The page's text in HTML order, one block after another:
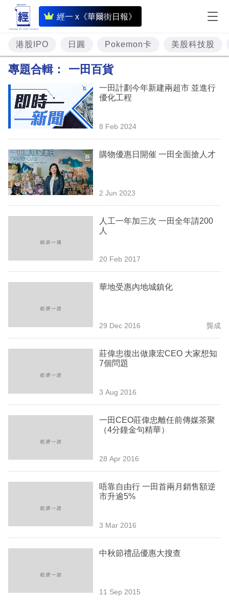
經一 x《華爾街日報》
即
時
財
經
投
資
樓
市
理
技
生
欄
區
港股IPO 日圓 Pokemon卡 美股科技股
專題合輯： 一田百貨
一田計劃今年新建兩超市 並進行
優化工程
8 Feb 2024
購物優惠日開催 一田全面搶人才
2 Jun 2023
人工一年加三次 一田全年請200
人
20 Feb 2017
華地受惠內地城鎮化
29 Dec 2016 龔成
莊偉忠復出做康宏CEO 大家想知
7個問題
3 Aug 2016
一田CEO莊偉忠離任前傳媒茶聚
（4分鐘金句精華）
28 Apr 2016
唔靠自由行 一田首兩月銷售額逆
市升逾5%
3 Mar 2016
中秋節禮品優惠大搜查
11 Sep 2015